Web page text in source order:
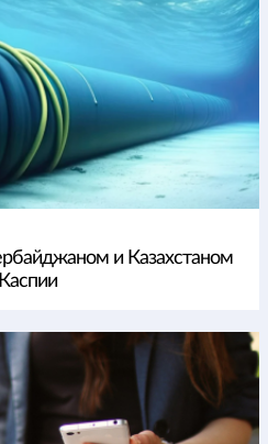
и Казахстаном